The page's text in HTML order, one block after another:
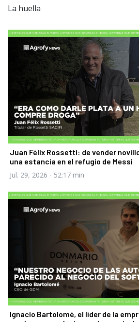
La huella
Juan Félix Rossetti: de vender
una estancia en el refugio de Messi
Jul. 29, 2026 - 52:17 min
Ignacio Bartolomé, el líder de la